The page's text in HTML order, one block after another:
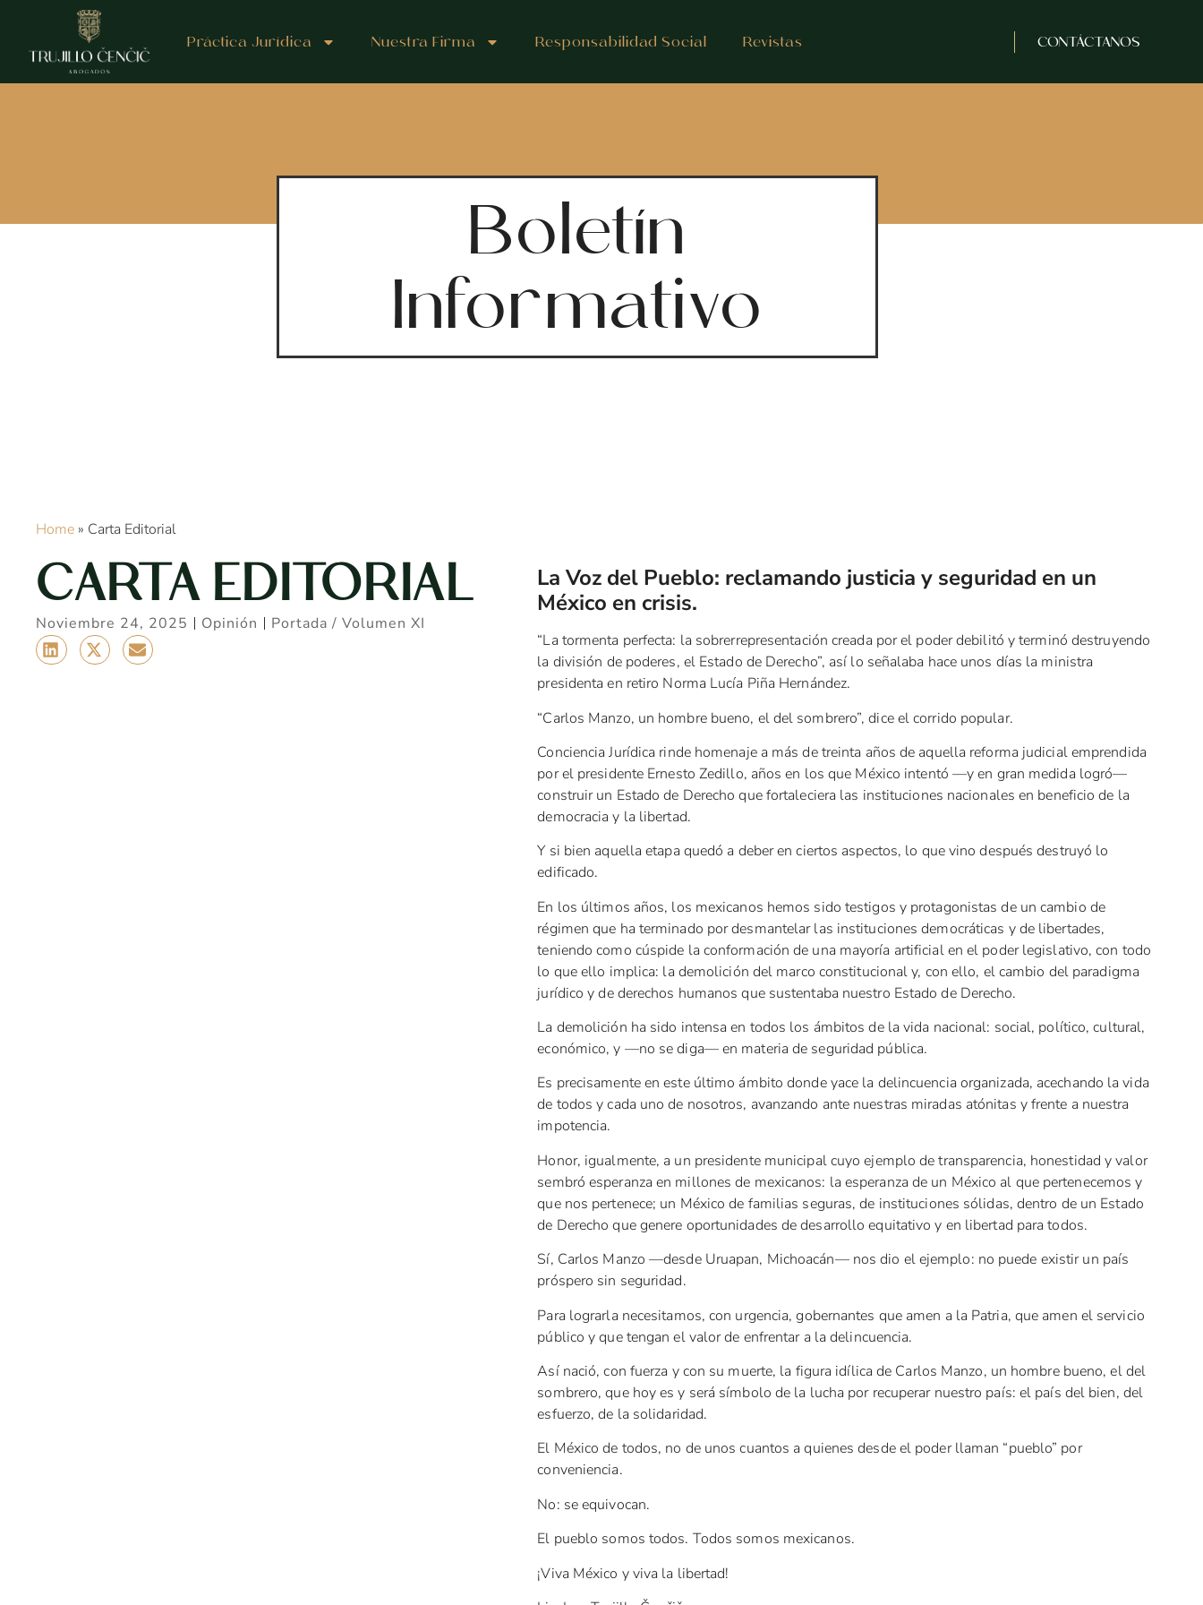
Práctica Jurídica Nuestra Firma Responsabilidad Social Revistas CONTÁCTANOS
Boletín
Informativo
Home » Carta Editorial
CARTA EDITORIAL
Noviembre 24, 2025 Opinión Portada /Volumen XI
La Voz del Pueblo: reclamando justicia y seguridad en un
México en crisis.
“La tormenta perfecta: la sobrerrepresentación creada por el poder debilitó y terminó destruyendo
la división de poderes, el Estado de Derecho”, así lo señalaba hace unos días la ministra
presidenta en retiro Norma Lucía Piña Hernández.
“Carlos Manzo, un hombre bueno, el del sombrero”, dice el corrido popular.
Conciencia Jurídica rinde homenaje a más de treinta años de aquella reforma judicial emprendida
por el presidente Ernesto Zedillo, años en los que México intentó —y en gran medida logró—
construir un Estado de Derecho que fortaleciera las instituciones nacionales en beneficio de la
democracia y la libertad.
Y si bien aquella etapa quedó a deber en ciertos aspectos, lo que vino después destruyó lo
edificado.
En los últimos años, los mexicanos hemos sido testigos y protagonistas de un cambio de
régimen que ha terminado por desmantelar las instituciones democráticas y de libertades,
teniendo como cúspide la conformación de una mayoría artificial en el poder legislativo, con todo
lo que ello implica: la demolición del marco constitucional y, con ello, el cambio del paradigma
jurídico y de derechos humanos que sustentaba nuestro Estado de Derecho.
La demolición ha sido intensa en todos los ámbitos de la vida nacional: social, político, cultural,
económico, y —no se diga— en materia de seguridad pública.
Es precisamente en este último ámbito donde yace la delincuencia organizada, acechando la vida
de todos y cada uno de nosotros, avanzando ante nuestras miradas atónitas y frente a nuestra
impotencia.
Honor, igualmente, a un presidente municipal cuyo ejemplo de transparencia, honestidad y valor
sembró esperanza en millones de mexicanos: la esperanza de un México al que pertenecemos y
que nos pertenece; un México de familias seguras, de instituciones sólidas, dentro de un Estado
de Derecho que genere oportunidades de desarrollo equitativo y en libertad para todos.
Sí, Carlos Manzo —desde Uruapan, Michoacán— nos dio el ejemplo: no puede existir un país
próspero sin seguridad.
Para lograrla necesitamos, con urgencia, gobernantes que amen a la Patria, que amen el servicio
público y que tengan el valor de enfrentar a la delincuencia.
Así nació, con fuerza y con su muerte, la figura idílica de Carlos Manzo, un hombre bueno, el del
sombrero, que hoy es y será símbolo de la lucha por recuperar nuestro país: el país del bien, del
esfuerzo, de la solidaridad.
El México de todos, no de unos cuantos a quienes desde el poder llaman “pueblo” por
conveniencia.
No: se equivocan.
El pueblo somos todos. Todos somos mexicanos.
¡Viva México y viva la libertad!